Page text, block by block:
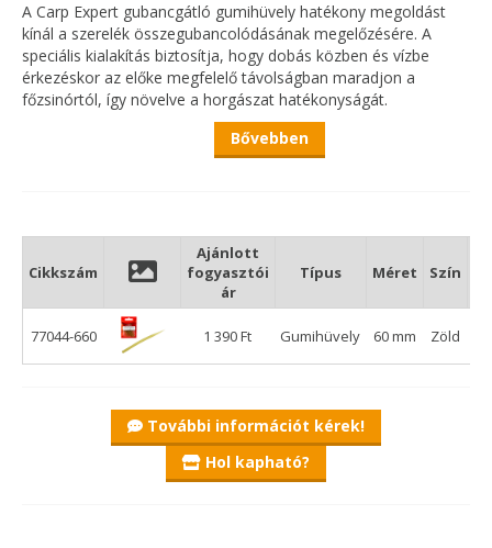
A Carp Expert gubancgátló gumihüvely hatékony megoldást
kínál a szerelék összegubancolódásának megelőzésére. A
speciális kialakítás biztosítja, hogy dobás közben és vízbe
érkezéskor az előke megfelelő távolságban maradjon a
főzsinórtól, így növelve a horgászat hatékonyságát.
Gyors és egyszerű használat
Diszkrét zöld szín, nem riasztja a halakat
A gumihüvely kialakítása stabilan vezeti az előkét, miközben
védi a kötéseket és növeli a szerelék megbízhatóságát. Ideális
választás minden horgász számára, aki pontos és
gubancmentes dobásokat szeretne elérni.
Bővebben
Cikkszám
Ajánlott
fogyasztói
ár
Típus Méret Szín
77044-660 1 390 Ft Gumihüvely 60 mm Zöld
További információt kérek!
Hol kapható?